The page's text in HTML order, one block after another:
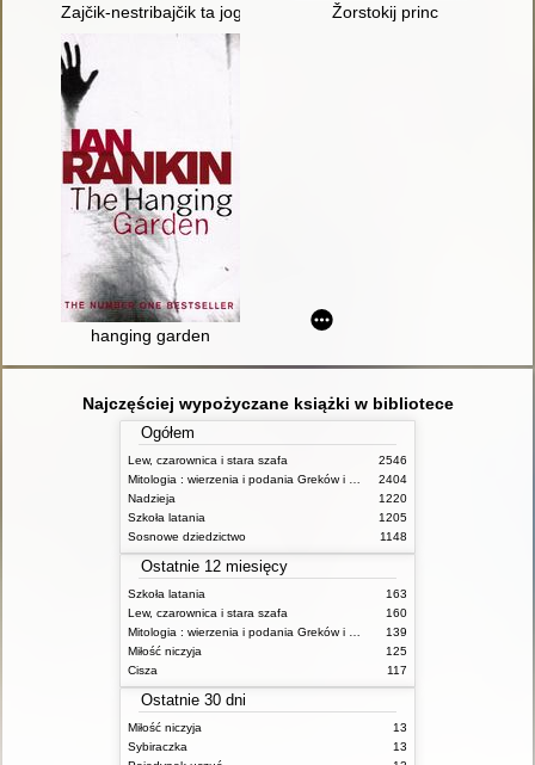
Zajčik-nestribajčik ta jogo smiliva mamaŽorstokij princ
hanging garden
Najczęściej wypożyczane książki w bibliotece
Ogółem
Lew, czarownica i stara szafa
2546
Mitologia : wierzenia i podania Greków i Rzymian
2404
Nadzieja
1220
Szkoła latania
1205
Sosnowe dziedzictwo
1148
Ostatnie 12 miesięcy
Szkoła latania
163
Lew, czarownica i stara szafa
160
Mitologia : wierzenia i podania Greków i Rzymian
139
Miłość niczyja
125
Cisza
117
Ostatnie 30 dni
Miłość niczyja
13
Sybiraczka
13